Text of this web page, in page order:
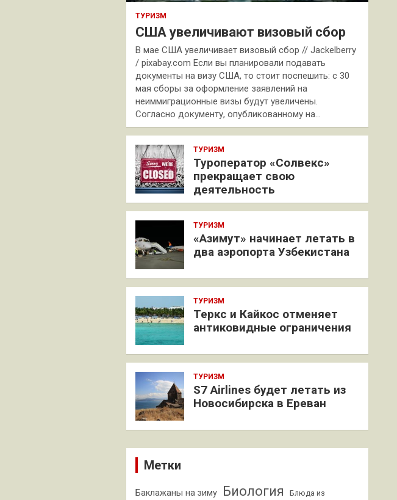
ТУРИЗМ
США увеличивают визовый сбор
В мае США увеличивает визовый сбор // Jackelberry
/ pixabay.com Если вы планировали подавать
документы на визу США, то стоит поспешить: с 30
мая сборы за оформление заявлений на
неиммиграционные визы будут увеличены.
Согласно документу, опубликованному на…
ТУРИЗМ
Туроператор «Солвекс»
прекращает свою
деятельность
ТУРИЗМ
«Азимут» начинает летать в
два аэропорта Узбекистана
ТУРИЗМ
Теркс и Кайкос отменяет
антиковидные ограничения
ТУРИЗМ
S7 Airlines будет летать из
Новосибирска в Ереван
Метки
Баклажаны на зиму Биология
Блюда из